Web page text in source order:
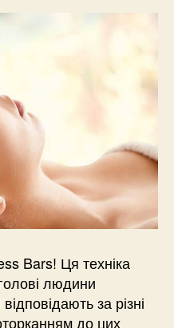
Bars! Ця техніка
людини
за різні
до цих